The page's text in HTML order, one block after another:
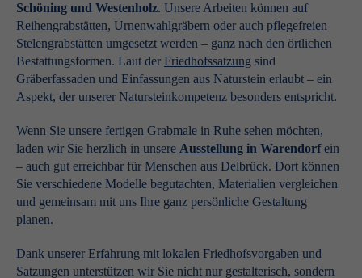
Schöning und Westenholz. Unsere Arbeiten können auf
Reihengrabstätten, Urnenwahlgräbern oder auch pflegefreien
Stelengrabstätten umgesetzt werden – ganz nach den örtlichen
Bestattungsformen. Laut der Friedhofssatzung sind
Gräberfassaden und Einfassungen aus Naturstein erlaubt – ein
Aspekt, der unserer Natursteinkompetenz besonders entspricht.
Wenn Sie unsere fertigen Grabmale in Ruhe sehen möchten,
laden wir Sie herzlich in unsere Ausstellung in Warendorfein
– auch gut erreichbar für Menschen aus Delbrück. Dort können
Sie verschiedene Modelle begutachten, Materialien vergleichen
und gemeinsam mit uns Ihre ganz persönliche Gestaltung
planen.
Dank unserer Erfahrung mit lokalen Friedhofsvorgaben und
Satzungen unterstützen wir Sie nicht nur gestalterisch, sondern